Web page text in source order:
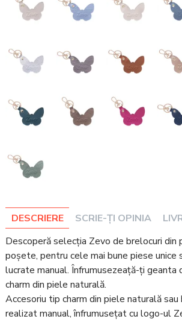
DESCRIERE SCRIE-ȚI OPINIA
Descoperă selecția Zevo de brelocuri din
poșete, pentru cele mai bune piese unice
lucrate manual. Înfrumusezeață-ți geanta
charm din piele naturală.
Accesoriu tip charm din piele naturală sau
realizat manual, înfrumusețat cu logo-ul